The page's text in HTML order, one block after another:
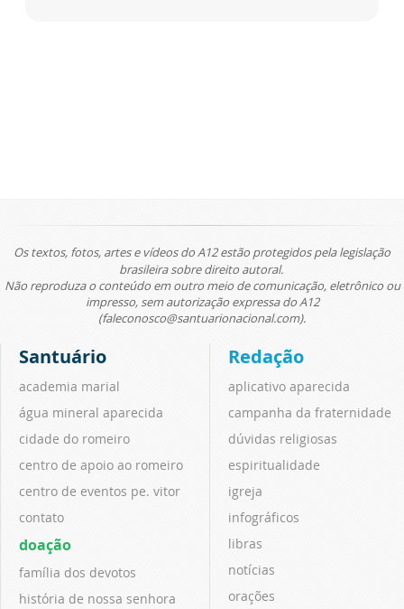
Os textos, fotos, artes e vídeos do A12 estão protegidos pela legislação
brasileira sobre direito autoral.
Não reproduza o conteúdo em outro meio de comunicação, eletrônico ou
impresso, sem autorização expressa do A12
(faleconosco@santuarionacional.com).
Santuário
academia marial
água mineral aparecida
cidade do romeiro
centro de apoio ao romeiro
centro de eventos pe. vitor
contato
doação
família dos devotos
história de nossa senhora
Redação
aplicativo aparecida
campanha da fraternidade
dúvidas religiosas
espiritualidade
igreja
infográficos
libras
notícias
orações